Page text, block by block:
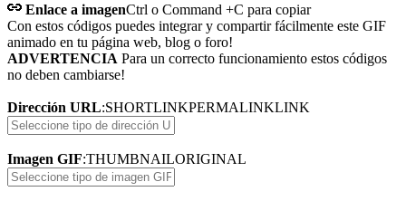
Enlace a imagenCtrl o Command +C para copiar
Con estos códigos puedes integrar y compartir fácilmente este GIF
animado en tu página web, blog o foro!
ADVERTENCIA Para un correcto funcionamiento estos códigos
no deben cambiarse!
Dirección URL:SHORTLINKPERMALINKLINK
Imagen GIF:THUMBNAILORIGINAL